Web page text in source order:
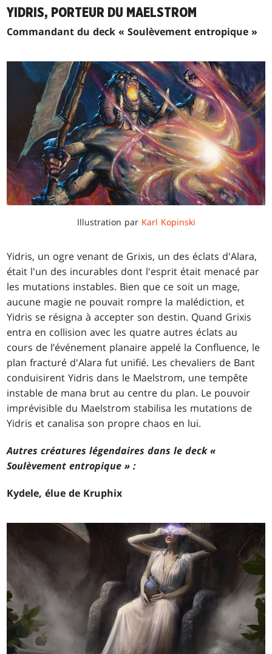
YIDRIS, PORTEUR DU MAELSTROM
Commandant du deck « Soulèvement entropique »
Illustration par Karl Kopinski
Yidris, un ogre venant de Grixis, un des éclats d'Alara,
était l'un des incurables dont l'esprit était menacé par
les mutations instables. Bien que ce soit un mage,
aucune magie ne pouvait rompre la malédiction, et
Yidris se résigna à accepter son destin. Quand Grixis
entra en collision avec les quatre autres éclats au
cours de l’événement planaire appelé la Confluence, le
plan fracturé d'Alara fut unifié. Les chevaliers de Bant
conduisirent Yidris dans le Maelstrom, une tempête
instable de mana brut au centre du plan. Le pouvoir
imprévisible du Maelstrom stabilisa les mutations de
Yidris et canalisa son propre chaos en lui.
Autres créatures légendaires dans le deck «
Soulèvement entropique » :
Kydele, élue de Kruphix